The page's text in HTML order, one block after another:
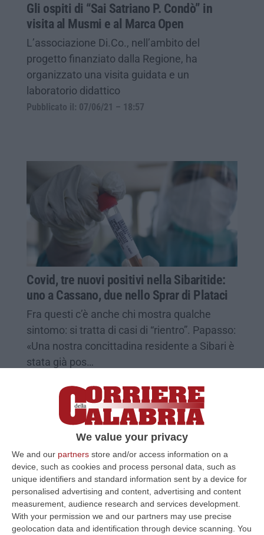
We value your privacy
We and our partners store and/or access information on a
device, such as cookies and process personal data, such as
unique identifiers and standard information sent by a device for
personalised advertising and content, advertising and content
measurement, audience research and services development.
With your permission we and our partners may use precise
geolocation data and identification through device scanning. You
Gli ospiti di “Sai Satriano P. Condò” in
visita al Musmi e al Marca Open
L’associazione Di.Co., nell’ambito del
progetto finanziato dalla Regione, ha
organizzato una visita guidata e un
laboratorio didattico
Pubblicato il: 07/06/21 – 18:57
Covid, tre nuovi positivi nella Sibaritide:
uno a Cassano, due nello Sprar di Plataci
Fra questi c’è anche chi mostra qualche
sintomo: si tratta di casi di “rientro”. Papasso:
«Una nostra concittadina residente a Sibari è
stata già pos…